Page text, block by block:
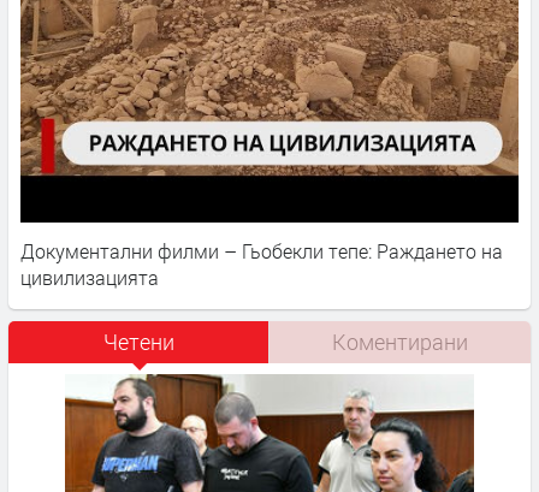
Документални филми – Гьобекли тепе: Раждането на
цивилизацията
Четени Коментирани